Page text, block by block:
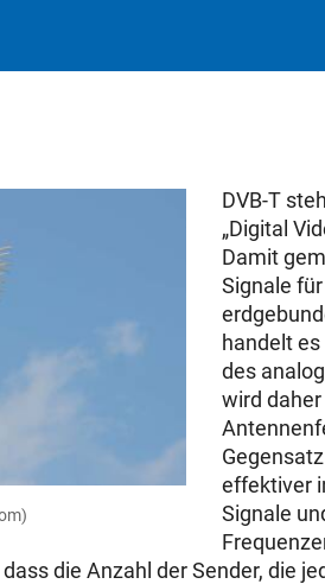
DVB-T
„Digital
Damit
Signale
handelt
des
wird
effektiver
Signale
die Anzahl der Sender, die